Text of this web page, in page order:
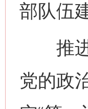
部队伍
推进
党的政